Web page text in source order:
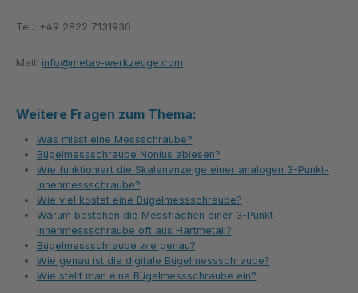
Tel.: +49 2822 7131930
Mail: info@metav-werkzeuge.com
Weitere Fragen zum Thema:
Was misst eine Messschraube?
Bügelmessschraube Nonius ablesen?
Wie funktioniert die Skalenanzeige einer analogen 3-Punkt-
Innenmessschraube?
Wie viel kostet eine Bügelmessschraube?
Warum bestehen die Messflächen einer 3-Punkt-
Innenmessschraube oft aus Hartmetall?
Bügelmessschraube wie genau?
Wie genau ist die digitale Bügelmessschraube?
Wie stellt man eine Bügelmessschraube ein?